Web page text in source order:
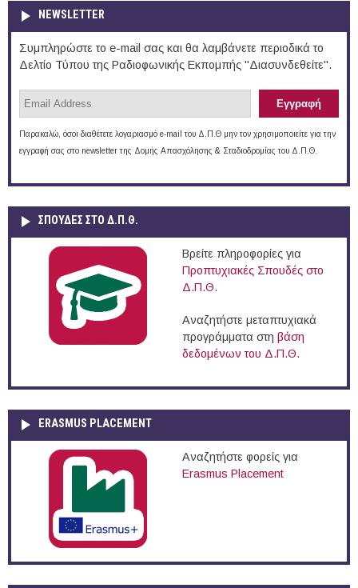
NEWSLETTER
Συμπληρώστε το e-mail σας και θα λαμβάνετε περιοδικά το
Δελτίο Τύπου της Ραδιοφωνικής Εκπομπής "Διασυνδεθείτε".
Παρακαλώ, όσοι διαθέτετε λογαριασμό e-mail του Δ.Π.Θ μην τον χρησιμοποιείτε για την
εγγραφή σας στο newsletter της Δομής Απασχόλησης & Σταδιοδρομίας του Δ.Π.Θ.
ΣΠΟΥΔΈΣ ΣΤΟ Δ.Π.Θ.
Βρείτε πληροφορίες για
Προπτυχιακές Σπουδές στο
Δ.Π.Θ.
Αναζητήστε μεταπτυχιακά
προγράμματα στη βάση
δεδομένων του Δ.Π.Θ.
ERASMUS PLACEMENT
Αναζητήστε φορείς για
Erasmus Placement